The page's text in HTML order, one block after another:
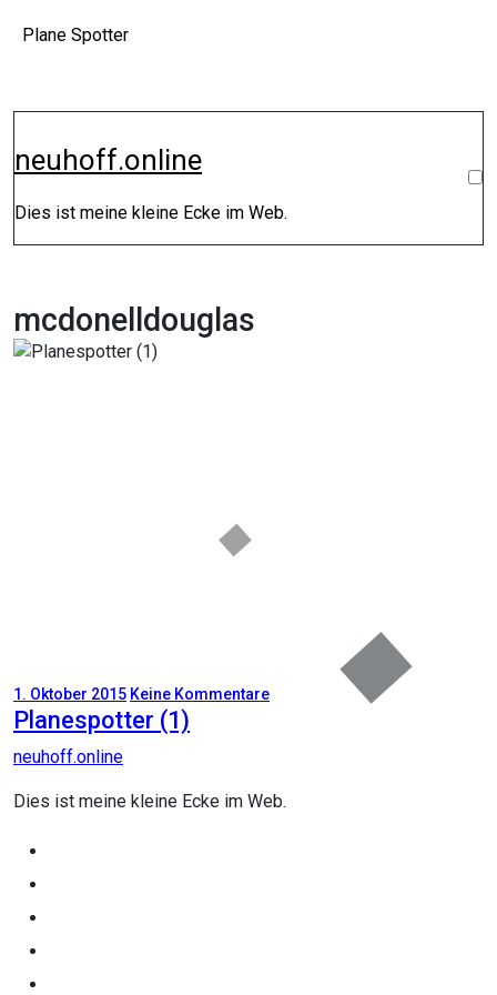
Inhalt
neuhoff.online
Dies ist meine kleine Ecke im Web.
mcdonelldouglas
Plane Spotter
1. Oktober 2015 Keine Kommentare
Planespotter (1)
neuhoff.online
Dies ist meine kleine Ecke im Web.